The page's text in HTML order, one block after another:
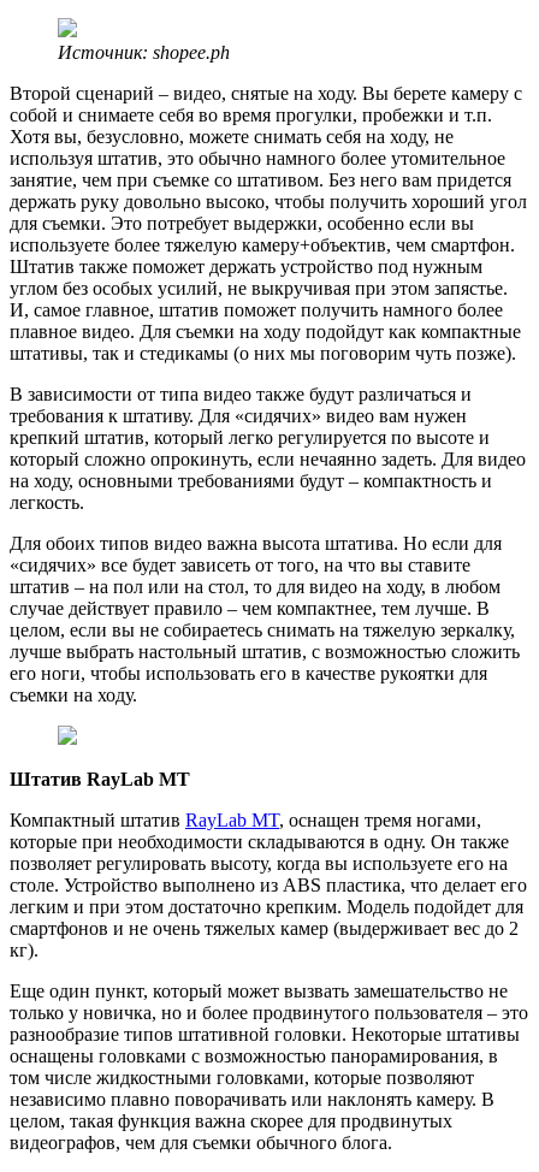
Источник: shopee.ph
Второй сценарий – видео, снятые на ходу. Вы берете камеру с
собой и снимаете себя во время прогулки, пробежки и т.п.
Хотя вы, безусловно, можете снимать себя на ходу, не
используя штатив, это обычно намного более утомительное
занятие, чем при съемке со штативом. Без него вам придется
держать руку довольно высоко, чтобы получить хороший угол
для съемки. Это потребует выдержки, особенно если вы
используете более тяжелую камеру+объектив, чем смартфон.
Штатив также поможет держать устройство под нужным
углом без особых усилий, не выкручивая при этом запястье.
И, самое главное, штатив поможет получить намного более
плавное видео. Для съемки на ходу подойдут как компактные
штативы, так и стедикамы (о них мы поговорим чуть позже).
В зависимости от типа видео также будут различаться и
требования к штативу. Для «сидячих» видео вам нужен
крепкий штатив, который легко регулируется по высоте и
который сложно опрокинуть, если нечаянно задеть. Для видео
на ходу, основными требованиями будут – компактность и
легкость.
Для обоих типов видео важна высота штатива. Но если для
«сидячих» все будет зависеть от того, на что вы ставите
штатив – на пол или на стол, то для видео на ходу, в любом
случае действует правило – чем компактнее, тем лучше. В
целом, если вы не собираетесь снимать на тяжелую зеркалку,
лучше выбрать настольный штатив, с возможностью сложить
его ноги, чтобы использовать его в качестве рукоятки для
съемки на ходу.
Штатив RayLab MT
Компактный штатив RayLab MT, оснащен тремя ногами,
которые при необходимости складываются в одну. Он также
позволяет регулировать высоту, когда вы используете его на
столе. Устройство выполнено из ABS пластика, что делает его
легким и при этом достаточно крепким. Модель подойдет для
смартфонов и не очень тяжелых камер (выдерживает вес до 2
кг).
Еще один пункт, который может вызвать замешательство не
только у новичка, но и более продвинутого пользователя – это
разнообразие типов штативной головки. Некоторые штативы
оснащены головками с возможностью панорамирования, в
том числе жидкостными головками, которые позволяют
независимо плавно поворачивать или наклонять камеру. В
целом, такая функция важна скорее для продвинутых
видеографов, чем для съемки обычного блога.